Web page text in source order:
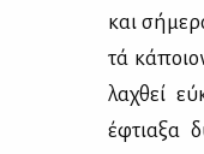
και
τά
λα­χθεί
έφτια­ξα